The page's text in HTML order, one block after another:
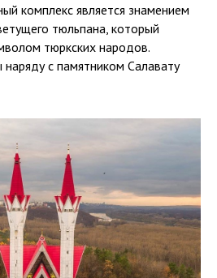
комплекс является знамением
тюльпана, который
тюркских народов.
с памятником Салавату